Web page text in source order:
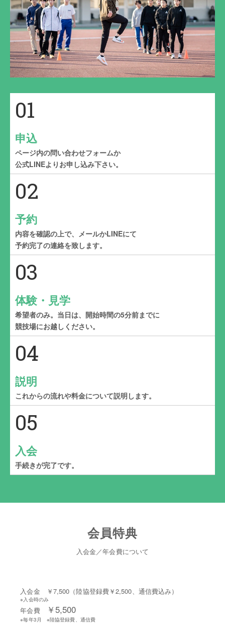
01
申込
ページ内の問い合わせフォームか
公式LINEよりお申し込み下さい。
02
予約
内容を確認の上で、メールかLINEにて
予約完了の連絡を致します。
03
体験・見学
希望者のみ。当日は、開始時間の5分前までに
競技場にお越しください。
04
説明
これからの流れや料金について説明します。
05
入会
手続きが完了です。
会員特典
入会金／年会費について
入会金 ￥7,500（陸協登録費￥2,500、通信費込み）
※入会時のみ
年会費 ￥5,500
※毎年3月 ※陸協登録費、通信費